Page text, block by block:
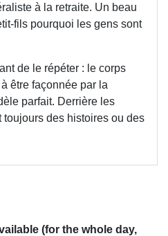
à la retraite. Un beau
fils pourquoi les gens sont
de le répéter : le corps
être façonnée par la
parfait. Derrière les
toujours des histoires ou des
(for the whole day,